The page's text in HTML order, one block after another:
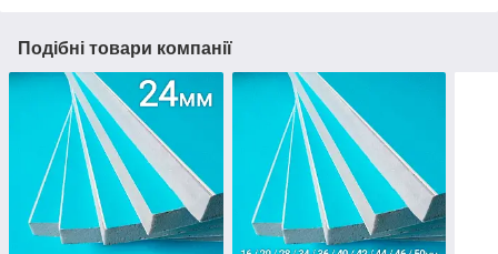
Подібні товари компанії